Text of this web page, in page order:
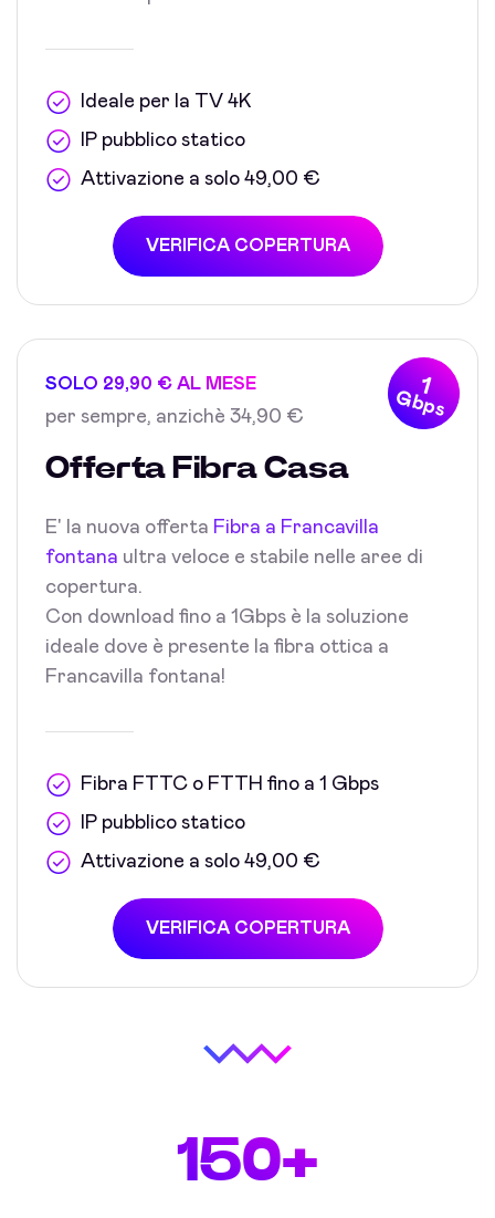
Ideale per la TV 4K
IP pubblico statico
Attivazione a solo 49,00 €
VERIFICA COPERTURA
1
Gbps
SOLO 29,90 € AL MESE
per sempre, anzichè 34,90 €
Offerta Fibra Casa
E' la nuova offerta Fibra a Francavilla
fontana ultra veloce e stabile nelle aree di
copertura.
Con download fino a 1Gbps è la soluzione
ideale dove è presente la fibra ottica a
Francavilla fontana!
Fibra FTTC o FTTH fino a 1 Gbps
IP pubblico statico
Attivazione a solo 49,00 €
VERIFICA COPERTURA
150+